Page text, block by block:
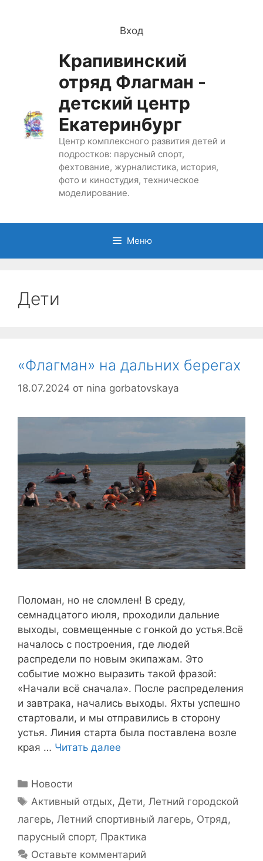
Вход
Крапивинский
отряд Флагман -
детский центр
Екатеринбург
Центр комплексного развития детей и
подростков: парусный спорт,
фехтование, журналистика, история,
фото и киностудия, техническое
моделирование.
Меню
Дети
«Флагман» на дальних берегах
18.07.2024 от nina gorbatovskaya
Поломан, но не сломлен! В среду,
семнадцатого июля, проходили дальние
выходы, совмещенные с гонкой до устья.Всё
началось с построения, где людей
распредели по новым экипажам. Это
событие можно выразить такой фразой:
«Начали всё сначала». После распределения
и завтрака, начались выходы. Яхты успешно
стартовали, и мы отправились в сторону
устья. Линия старта была поставлена возле
края … Читать далее
Рубрики
Новости
Метки
Активный отдых,Дети,Летний городской
лагерь, Летний спортивный лагерь, Отряд,
парусный спорт, Практика
Оставьте комментарий